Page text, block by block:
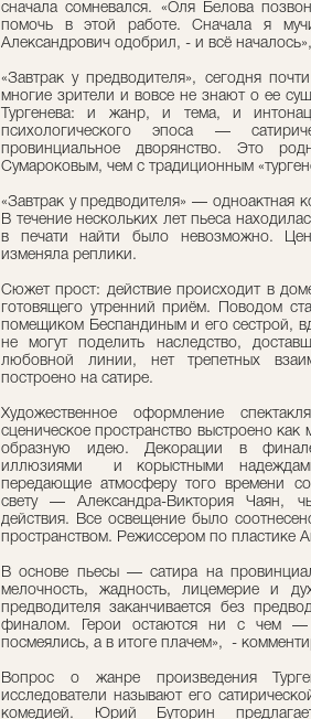
сначала сомневался. «Оля Белова
помочь в этой работе. Сначала я
Александрович одобрил, - и всё
«Завтрак у предводителя», сегодня
многие зрители и вовсе не знают о ее
Тургенева: и жанр, и тема, и
психологического эпоса —
провинциальное дворянство. Это
Сумароковым, чем с традиционным
«Завтрак у предводителя» — одноактная
В течение нескольких лет пьеса
в печати найти было невозможно.
изменяла реплики.
Сюжет прост: действие происходит в
готовящего утренний приём. Поводом
помещиком Беспандиным и его сестрой,
не могут поделить наследство,
любовной линии, нет трепетных
построено на сатире.
Художественное оформление
сценическое пространство выстроено как
образную идею. Декорации в
иллюзиями и корыстными
передающие атмосферу того времени
свету — Александра-Виктория Чаян,
действия. Все освещение было
пространством. Режиссером по пластике
В основе пьесы — сатира на
мелочность, жадность, лицемерие и
предводителя заканчивается без
финалом. Герои остаются ни с чем —
посмеялись, а в итоге плачем», -
Вопрос о жанре произведения
исследователи называют его
комедией. Юрий Буторин